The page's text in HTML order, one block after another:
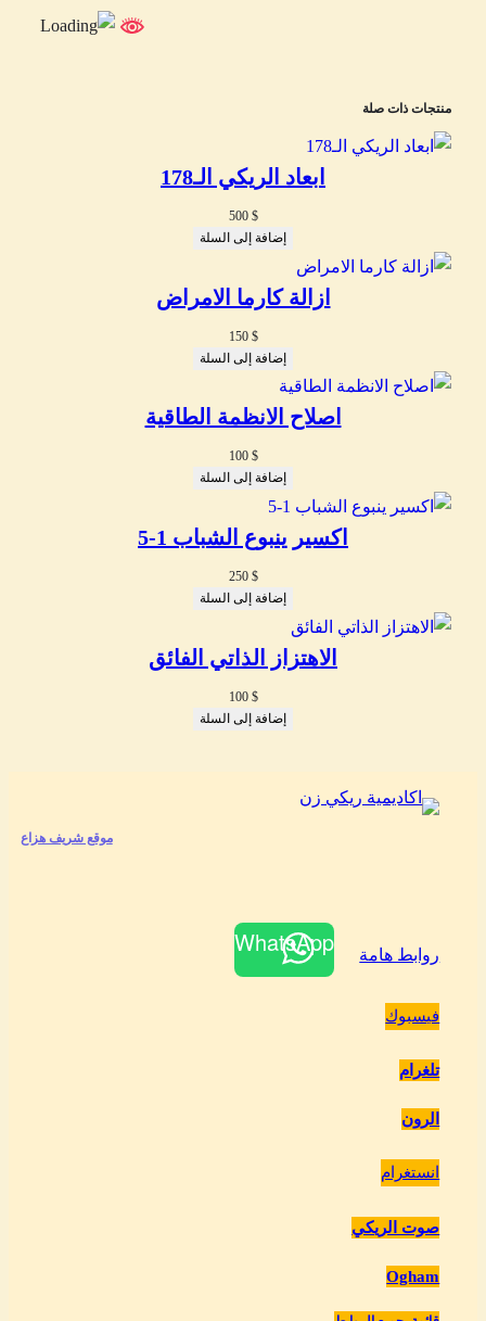
منتجات ذات صلة
ابعاد الريكي الـ178
500 $
إضافة إلى السلة
ازالة كارما الامراض
150 $
إضافة إلى السلة
اصلاح الانظمة الطاقية
100 $
إضافة إلى السلة
اكسير ينبوع الشباب 1-5
250 $
إضافة إلى السلة
الاهتزاز الذاتي الفائق
100 $
إضافة إلى السلة
موقع شريف هزاع
روابط هامة
فيسبوك
تلغرام
الرون
انستغرام
صوت الريكي
Ogham
WhatsApp